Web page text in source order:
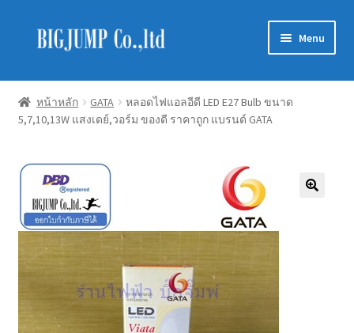
Skip
Skip
Menu
Schneider Electric
Philips Lighting
EVE Lighting
MEAN WELL
Mitsubishi
หน้าหลัก GATA
หลอดไฟแอลอีดี LED E27 Bulb ขนาด
5,7,10,13W แสงเดย์,วอร์ม ของดี ราคาถูก แบรนด์ GATA